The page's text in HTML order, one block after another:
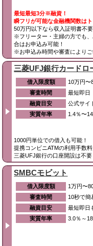
最短最短3分※融資！
瞬フリが可能な金融機関数はト
50万円以下なら収入証明書不要
※フリーター・主婦の方でも
合はお申込み可能！
※お申込み時間や審査によりご
三菱UFJ銀行カードロ
借入限度額
10万円〜
審査時間
最短即日
融資目安
公式サイ
実質年率
1.4％〜
1000円単位での借入も可能！
提携コンビニATMの利用手数料
三菱UFJ銀行の口座開設は不要
SMBCモビット
借入限度額
1万円〜
審査時間
10秒で簡
融資目安
最短即日
実質年率
3.0％～